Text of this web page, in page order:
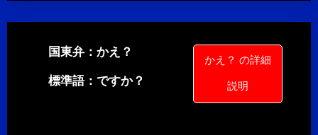
国東弁：かえ？
標準語：ですか？
かえ？ の詳細
説明